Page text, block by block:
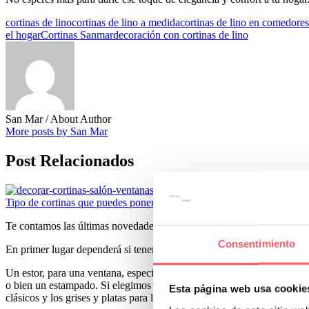
Consentimiento
Esta página web usa
cortinas de linocortinas de lino a medidacortinas de lino en comedores
el hogarCortinas Sanmardecoración con cortinas de lino
San Mar/ About Author
More posts by San Mar
Post Relacionados
Tipo de cortinas que puedes poner en un salón
Te contamos las últimas novedades para decorar las ventanas de una
En primer lugar dependerá si tenemos una puerta o mirador con
Un estor, para una ventana, especialmente si hay un radiador
o bien un estampado. Si elegimos una base blanco o crudo
clásicos y los grises y platas para los más modernos y vanguardistas.